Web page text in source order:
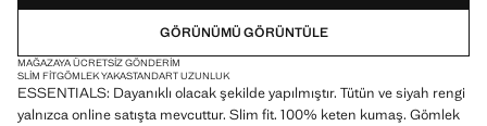
GÖRÜNÜMÜ GÖRÜNTÜLE
MAĞAZAYA ÜCRETSIZ GÖNDERIM
SLIM FITGÖMLEK YAKASTANDART UZUNLUK
ESSENTIALS: Dayanıklı olacak şekilde yapılmıştır. Tütün ve siyah rengi
yalnızca online satışta mevcuttur. Slim fit. 100% keten kumaş. Gömlek